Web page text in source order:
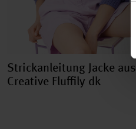
Strickanleitung Jacke aus
Creative Fluffily dk